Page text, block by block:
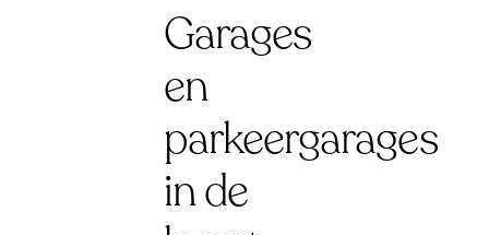
Garages
en
parkeergarages
in de